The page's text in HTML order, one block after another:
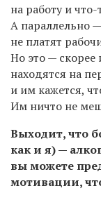
на работу и
А параллельно
не платят
Но это —
находятся на
и им кажется,
Им ничто не
Выходит, что
как и я) —
вы можете
мотивации,